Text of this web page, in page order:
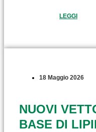
LEGGI
18 Maggio 2026
NUOVI
BASE DI